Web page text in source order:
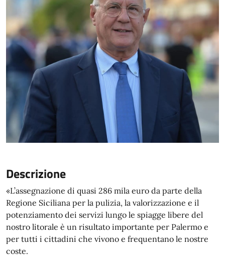
Descrizione
«L’assegnazione di quasi 286 mila euro da parte della
Regione Siciliana per la pulizia, la valorizzazione e il
potenziamento dei servizi lungo le spiagge libere del
nostro litorale è un risultato importante per Palermo e
per tutti i cittadini che vivono e frequentano le nostre
coste.